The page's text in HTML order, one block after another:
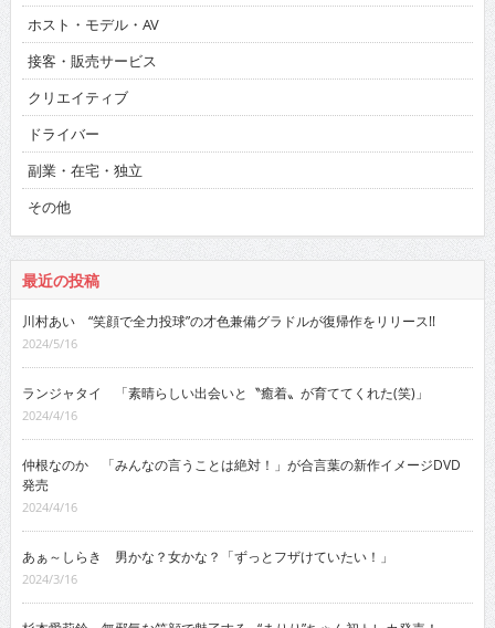
ホスト・モデル・AV
接客・販売サービス
クリエイティブ
ドライバー
副業・在宅・独立
その他
最近の投稿
川村あい “笑顔で全力投球”の才色兼備グラドルが復帰作をリリース!!
2024/5/16
ランジャタイ 「素晴らしい出会いと〝癒着〟が育ててくれた(笑)」
2024/4/16
仲根なのか 「みんなの言うことは絶対！」が合言葉の新作イメージDVD
発売
2024/4/16
あぁ～しらき 男かな？女かな？「ずっとフザけていたい！」
2024/3/16